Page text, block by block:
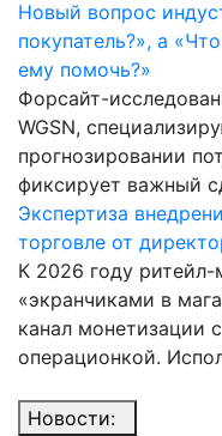
Новый вопрос
покупатель?», а
ему помочь?»
Форсайт-
WGSN,
прогнозировании
фиксирует важный
Экспертиза
торговле от
К 2026 году
«экранчиками в
канал монетизации
операционкой.
Новости: